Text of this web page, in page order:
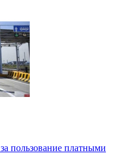
пользование платными